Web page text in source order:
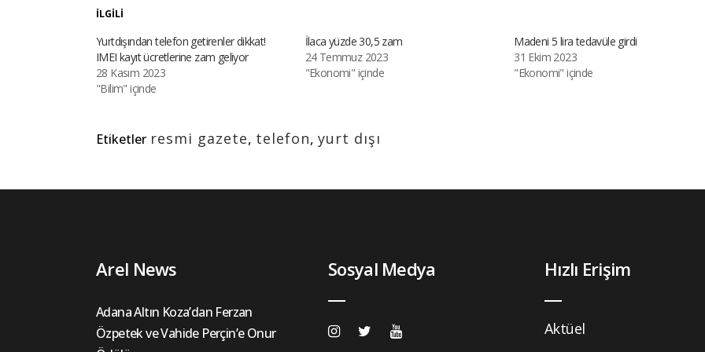
İLGILI
Yurtdışından telefon getirenler dikkat!
IMEI kayıt ücretlerine zam geliyor
28 Kasım 2023
"Bilim" içinde
İlaca yüzde 30,5 zam
24 Temmuz 2023
"Ekonomi" içinde
Madeni 5 lira tedavüle girdi
31 Ekim 2023
"Ekonomi" içinde
Etiketler resmi gazete, telefon, yurt dışı
Arel News
Adana Altın Koza’dan Ferzan
Özpetek ve Vahide Perçin’e Onur
Sosyal Medya Hızlı Erişim
Aktüel